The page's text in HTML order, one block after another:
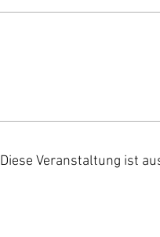
Diese Veranstaltung ist